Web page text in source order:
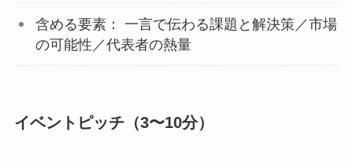
含める要素： 一言で伝わる課題と解決策／市場
の可能性／代表者の熱量
イベントピッチ（3〜10分）